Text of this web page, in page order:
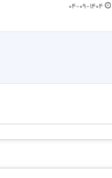
۰۴-۰۹-۱۴۰۴